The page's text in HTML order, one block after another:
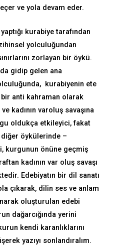
ve yola devam eder.
kurabiye tarafından
yolculuğundan
zorlayan bir öykü.
gidip gelen ana
kurabiyenin ete
anti kahraman olarak
kadının varoluş savaşına
oldukça etkileyici, fakat
öykülerinde –
kurgunun önüne geçmiş
kadının var oluş savaşı
Edebiyatın bir dil sanatı
çıkarak, dilin ses ve anlam
oluşturulan edebi
dağarcığında yerini
kendi karanlıklarını
yazıyı sonlandıralım.